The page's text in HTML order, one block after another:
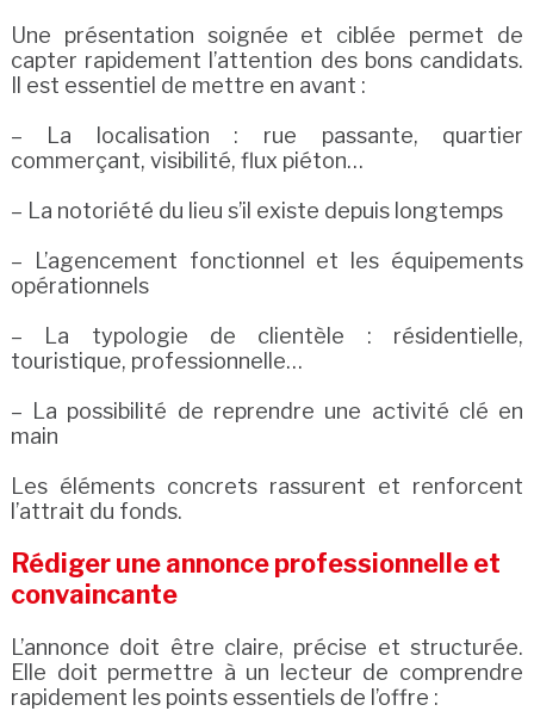
Une présentation soignée et ciblée permet de
capter rapidement l’attention des bons candidats.
Il est essentiel de mettre en avant :
– La localisation : rue passante, quartier
commerçant, visibilité, flux piéton…
– La notoriété du lieu s’il existe depuis longtemps
– L’agencement fonctionnel et les équipements
opérationnels
– La typologie de clientèle : résidentielle,
touristique, professionnelle…
– La possibilité de reprendre une activité clé en
main
Les éléments concrets rassurent et renforcent
l’attrait du fonds.
Rédiger une annonce professionnelle et
convaincante
L’annonce doit être claire, précise et structurée.
Elle doit permettre à un lecteur de comprendre
rapidement les points essentiels de l’offre :